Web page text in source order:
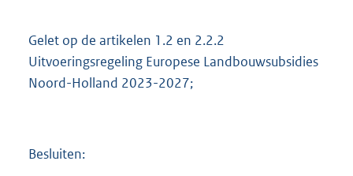
K
b
Gelet op de artikelen 1.2 en 2.2.2
Uitvoeringsregeling Europese Landbouwsubsidies
Noord-Holland 2023-2027;
Besluiten: